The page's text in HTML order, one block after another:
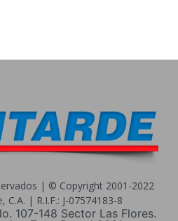
| © Copyright 2001-2022
C.A. | R.I.F.: J-07574183-8
107-148 Sector Las Flores.